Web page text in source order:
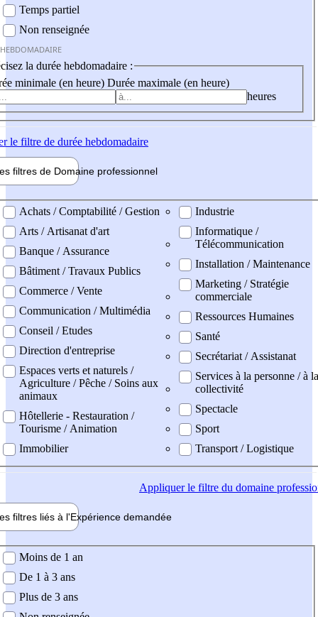
Temps partiel
Non renseignée
la durée hebdomadaire :
minimale (en heure) Durée maximale (en heure)
heures
le filtre de durée hebdomadaire
filtres de Domaine professionnel
professionel
Achats / Comptabilité / Gestion
Arts / Artisanat d'art
Banque / Assurance
Bâtiment / Travaux Publics
Commerce / Vente
Communication / Multimédia
Conseil / Etudes
Direction d'entreprise
Espaces verts et naturels /
Agriculture / Pêche / Soins aux
animaux
Hôtellerie - Restauration /
Tourisme / Animation
Immobilier
Industrie
Informatique /
Télécommunication
Installation / Maintenance
Marketing / Stratégie
commerciale
Ressources Humaines
Santé
Secrétariat / Assistanat
Services à la personne / à la
collectivité
Spectacle
Sport
Transport / Logistique
Appliquerle filtre du domaine
filtres liés à l'Expérience demandée
demandée
Moins de 1 an
De 1 à 3 ans
Plus de 3 ans